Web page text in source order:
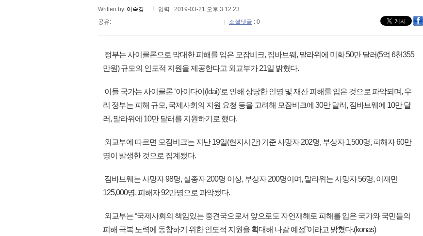
Written by. 이숙경
입력 : 2019-03-21 오후 3:12:23
공유:
소셜댓글 : 0
정부는 사이클론으로 막대한 피해를 입은 모잠비크, 짐바브웨, 말라위에 미화 50만 달러(5억 6천355
만원) 규모의 인도적 지원을 제공한다고 외교부가 21일 밝혔다.
이들 국가는 사이클론 ‘아이다이(Idai)’로 인해 상당한 인명 및 재산 피해를 입은 것으로 파악되며, 우
리 정부는 피해 규모, 국제사회의 지원 요청 등을 고려해 모잠비크에 30만 달러, 짐바브웨에 10만 달
러, 말라위에 10만 달러를 지원하기로 했다.
외교부에 따르면 모잠비크는 지난 19일(현지시간) 기준 사망자 202명, 부상자 1,500명, 피해자 60만
명이 발생한 것으로 집계됐다.
짐바브웨는 사망자 98명, 실종자 200명 이상, 부상자 200명이며, 말라위는 사망자 56명, 이재민
125,000명, 피해자 92만명으로 파악됐다.
외교부는 “국제사회의 책임있는 중견국으로서 앞으로도 자연재해로 피해를 입은 국가와 국민들의
피해 극복 노력에 동참하기 위한 인도적 지원을 확대해 나갈 예정”이라고 밝혔다.(konas)